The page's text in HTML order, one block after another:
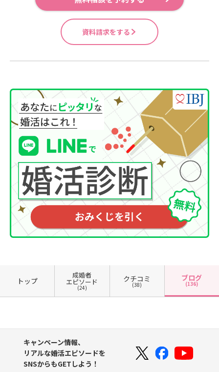
資料請求をする
トップ
成婚者
エピソード
(24)
クチコミ
(38)
ブログ
(136)
キャンペーン情報、
リアルな婚活エピソードを
SNSからもGETしよう！